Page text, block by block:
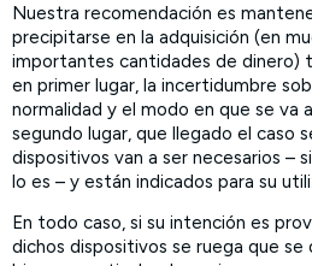
Nuestra recomendación es
precipitarse en la adquisición (en
importantes cantidades de dinero)
en primer lugar, la incertidumbre
normalidad y el modo en que se va
segundo lugar, que llegado el caso
dispositivos van a ser necesarios –
lo es – y están indicados para su
En todo caso, si su intención es
dichos dispositivos se ruega que